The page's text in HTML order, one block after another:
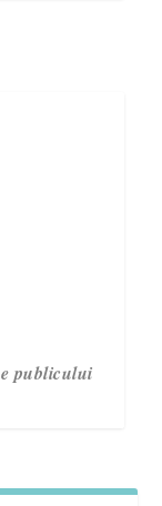
publicului